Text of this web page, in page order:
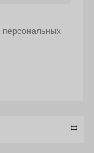
персональных